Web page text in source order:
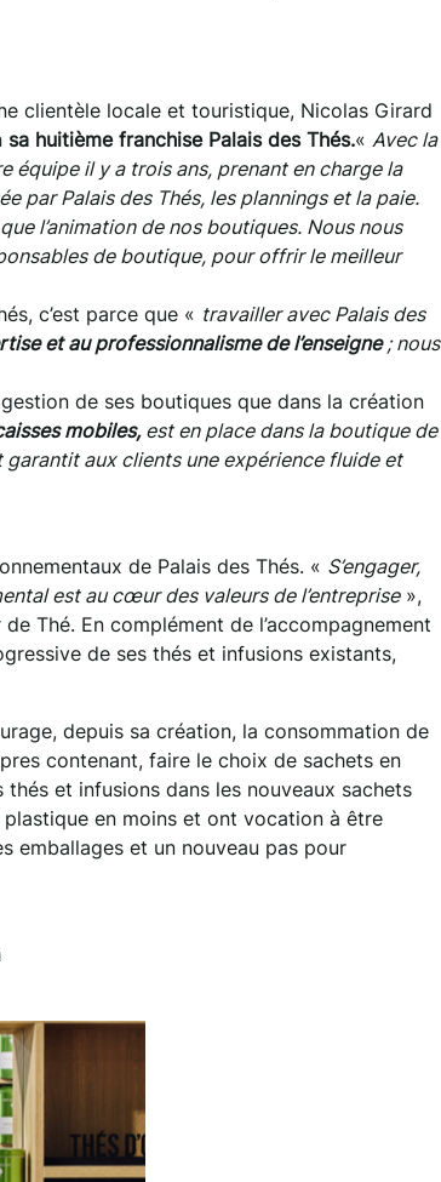
clientèle locale et touristique, Nicolas Girard
sa huitième franchise Palais des Thés.« Avec la
équipe il y a trois ans, prenant en charge la
par Palais des Thés, les plannings et la paie.
l’animation de nos boutiques. Nous nous
de boutique, pour offrir le meilleur
c’est parce que « travailler avec Palais des
et au professionnalisme de l’enseigne; nous
de ses boutiques que dans la création
mobiles,est en place dans la boutique de
aux clients une expérience fluide et
de Palais des Thés. « S’engager,
est au cœur des valeurs de l’entreprise»,
Thé. En complément de l’accompagnement
de ses thés et infusions existants,
depuis sa création, la consommation de
contenant, faire le choix de sachets en
et infusions dans les nouveaux sachets
en moins et ont vocation à être
emballages et un nouveau pas pour